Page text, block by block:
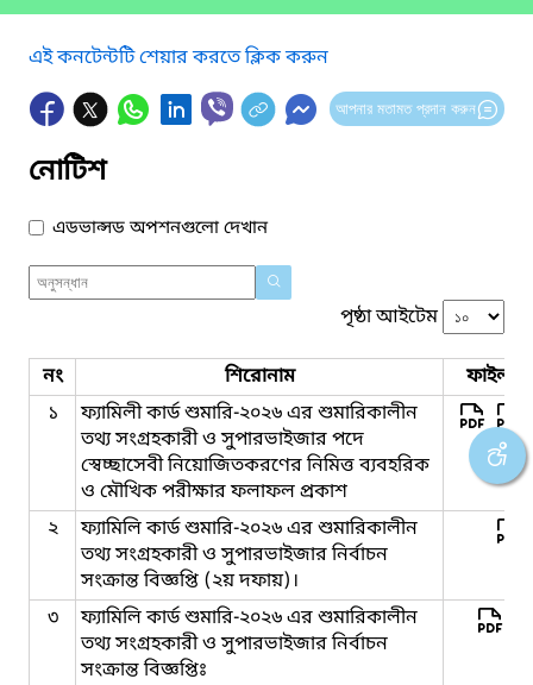
এই কনটেন্টটি শেয়ার করতে ক্লিক করুন
আপনার মতামত প্রদান করুন
নোটিশ
এডভান্সড অপশনগুলো দেখান
পৃষ্ঠা আইটেম
নং শিরোনাম
ফাইল
১
ফ্যামিলী কার্ড শুমারি-২০২৬ এর শুমারিকালীন
তথ্য সংগ্রহকারী ও সুপারভাইজার পদে
স্বেচ্ছাসেবী নিয়োজিতকরণের নিমিত্ত ব্যবহরিক
ও মৌখিক পরীক্ষার ফলাফল প্রকাশ
২
ফ্যামিলি কার্ড শুমারি-২০২৬ এর শুমারিকালীন
তথ্য সংগ্রহকারী ও সুপারভাইজার নির্বাচন
সংক্রান্ত বিজ্ঞপ্তি (২য় দফায়)।
৩
ফ্যামিলি কার্ড শুমারি-২০২৬ এর শুমারিকালীন
তথ্য সংগ্রহকারী ও সুপারভাইজার নির্বাচন
সংক্রান্ত বিজ্ঞপ্তিঃ